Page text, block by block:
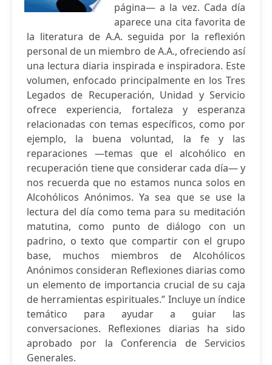
página— a la vez. Cada día
aparece una cita favorita de
la literatura de A.A. seguida por la reflexión
personal de un miembro de A.A., ofreciendo así
una lectura diaria inspirada e inspiradora. Este
volumen, enfocado principalmente en los Tres
Legados de Recuperación, Unidad y Servicio
ofrece experiencia, fortaleza y esperanza
relacionadas con temas específicos, como por
ejemplo, la buena voluntad, la fe y las
reparaciones —temas que el alcohólico en
recuperación tiene que considerar cada día— y
nos recuerda que no estamos nunca solos en
Alcohólicos Anónimos. Ya sea que se use la
lectura del día como tema para su meditación
matutina, como punto de diálogo con un
padrino, o texto que compartir con el grupo
base, muchos miembros de Alcohólicos
Anónimos consideran Reflexiones diarias como
un elemento de importancia crucial de su caja
de herramientas espirituales.” Incluye un índice
temático para ayudar a guiar las
conversaciones. Reflexiones diarias ha sido
aprobado por la Conferencia de Servicios
Generales.